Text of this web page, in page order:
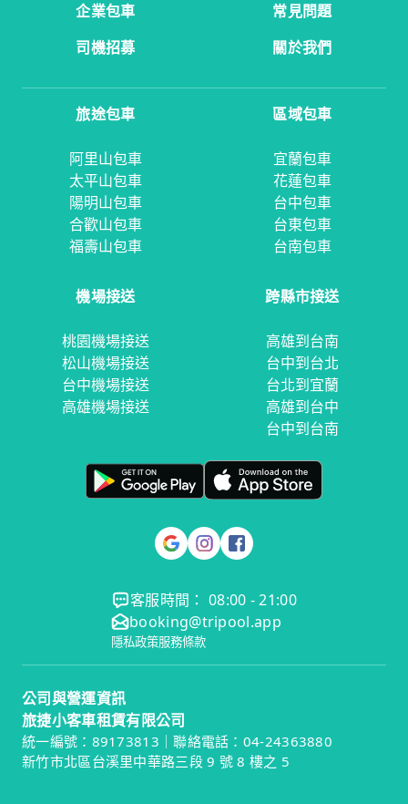
企業包車
常見問題
司機招募
關於我們
旅途包車
阿里山包車
太平山包車
陽明山包車
合歡山包車
福壽山包車
區域包車
宜蘭包車
花蓮包車
台中包車
台東包車
台南包車
機場接送
桃園機場接送
松山機場接送
台中機場接送
高雄機場接送
跨縣市接送
高雄到台南
台中到台北
台北到宜蘭
高雄到台中
台中到台南
客服時間： 08:00 - 21:00
booking@tripool.app
隱私政策服務條款
公司與營運資訊
旅捷小客車租賃有限公司
統一編號：89173813｜聯絡電話：04-24363880
新竹市北區台溪里中華路三段 9 號 8 樓之 5